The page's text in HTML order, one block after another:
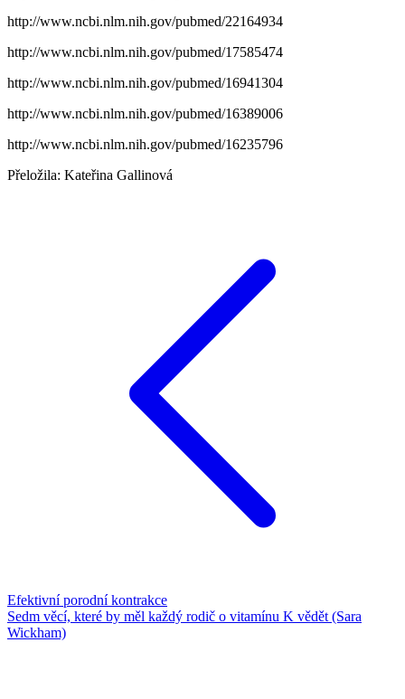
http://www.ncbi.nlm.nih.gov/pubmed/22164934
http://www.ncbi.nlm.nih.gov/pubmed/17585474
http://www.ncbi.nlm.nih.gov/pubmed/16941304
http://www.ncbi.nlm.nih.gov/pubmed/16389006
http://www.ncbi.nlm.nih.gov/pubmed/16235796
Přeložila: Kateřina Gallinová
Efektivní porodní kontrakce
Sedm věcí, které by měl každý rodič o vitamínu K vědět (Sara
Wickham)